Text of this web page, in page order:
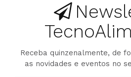
Receba quinzenalmente, de
as novidades e eventos no